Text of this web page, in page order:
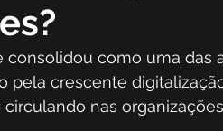
como uma das
pela crescente
nas